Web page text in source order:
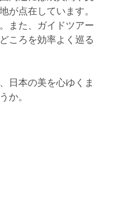
が点在しています。
また、ガイドツアー
ころを効率よく巡る
日本の美を心ゆくま
か。